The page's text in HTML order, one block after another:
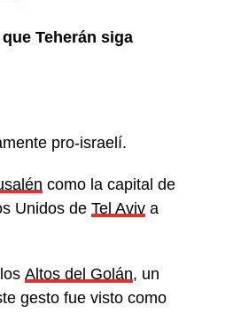
Teherán siga
pro-israelí.
como la capital de
Unidos de Tel Aviv a
Altos del Golán, un
gesto fue visto como